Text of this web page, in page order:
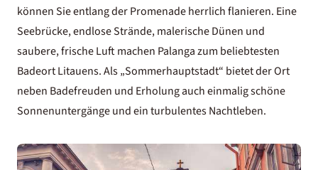
können Sie entlang der Promenade herrlich flanieren. Eine
Seebrücke, endlose Strände, malerische Dünen und
saubere, frische Luft machen Palanga zum beliebtesten
Badeort Litauens. Als „Sommerhauptstadt“ bietet der Ort
neben Badefreuden und Erholung auch einmalig schöne
Sonnenuntergänge und ein turbulentes Nachtleben.